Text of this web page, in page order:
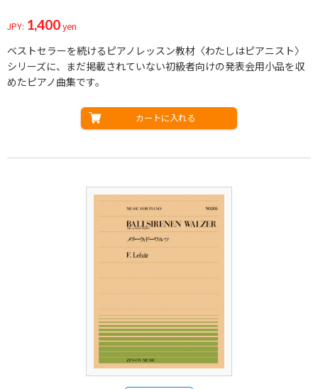
JPY: 1,400yen
ベストセラーを続けるピアノレッスン教材〈わたしはピアニスト〉
シリーズに、まだ掲載されていない初級者向けの発表会用小品を収
めたピアノ曲集です。
カートに入れる